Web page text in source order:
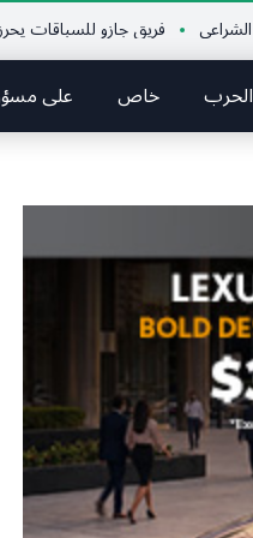
فريق جازو للسباقات يحرز المراكز الثلاثة
الحرب خاص على